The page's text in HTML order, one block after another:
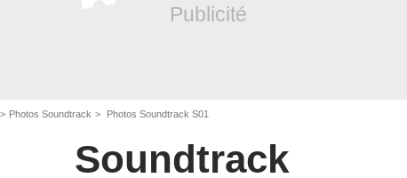
Photos Soundtrack Photos Soundtrack S01
Soundtrack